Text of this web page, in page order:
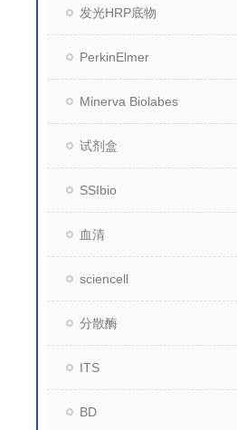
发光HRP底物
PerkinElmer
Minerva Biolabes
试剂盒
SSIbio
血清
sciencell
分散酶
ITS
BD